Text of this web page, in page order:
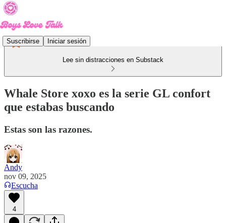
Suscribirse Iniciar sesión
Lee sin distracciones en Substack
Whale Store xoxo es la serie GL confort
que estabas buscando
Estas son las razones.
Andy
nov 09, 2025
Escucha
4